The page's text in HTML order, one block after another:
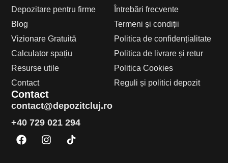
Depozitare pentru firme
Blog
Vizionare Gratuită
Calculator spațiu
Resurse utile
Contact
Întrebări frecvente
Termeni și condiții
Politica de confidențialitate
Politica de livrare și retur
Politica Cookies
Reguli și politici depozit
Contact
contact@depozitcluj.ro
+40 729 021 294